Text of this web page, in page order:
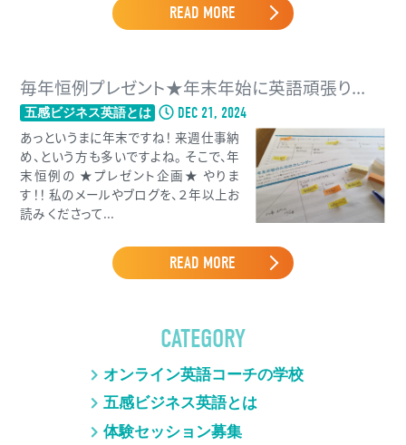
READ MORE
毎年恒例プレゼント★年末年始に英語頑張り...
五感ビジネス英語とは DEC 21, 2024
あっというまに年末ですね！ 来週仕事納
め、という方も多いですよね。 そこで、年
末恒例の ★プレゼント企画★ やりま
す！！ 私のメールやブログを、２年以上お
読み くださって...
READ MORE
CATEGORY
オンライン英語コーチの学校
五感ビジネス英語とは
体験セッション募集